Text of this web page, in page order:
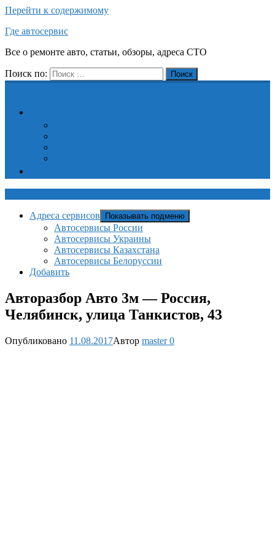
Перейти к содержимому
Где автосервис
Все о ремонте авто, статьи, обзоры, адреса СТО
Поиск по: Поиск
Адреса сервисов Показывать подменю
Автосервисы России
Автосервисы Украины
Автосервисы Казахстана
Автосервисы Белоруссии
Добавить
Авторазбор Авто 3м — Россия,
Челябинск, улица Танкистов, 43
Опубликовано 11.08.2017Автор master0